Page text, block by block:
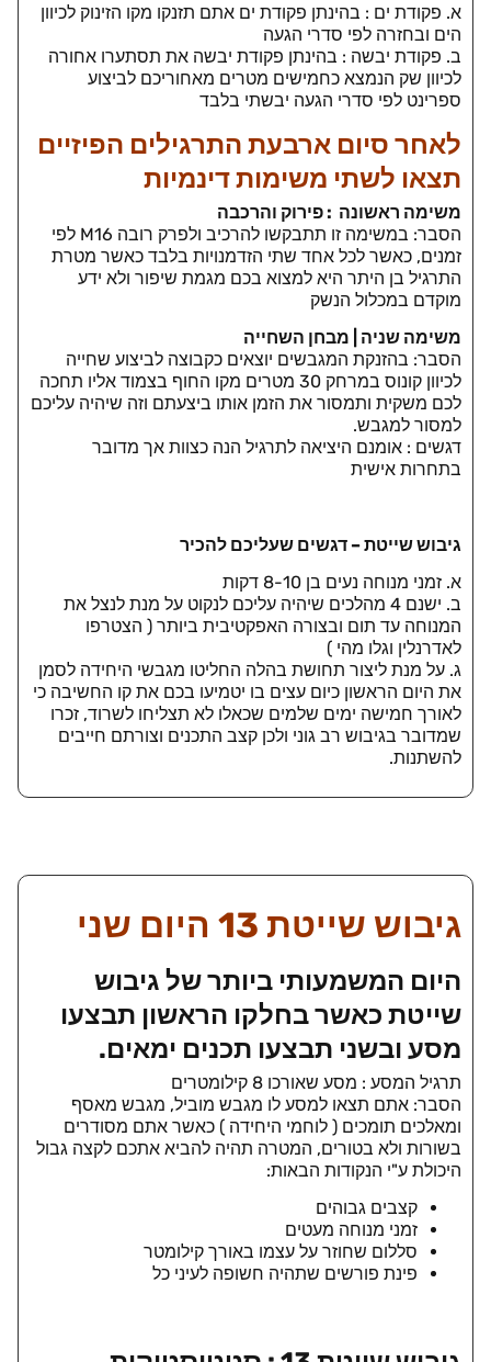
א. פקודת ים : בהינתן פקודת ים אתם תזנקו מקו הזינוק לכיוון
הים ובחזרה לפי סדרי הגעה
ב. פקודת יבשה : בהינתן פקודת יבשה את תסתערו אחורה
לכיוון שק הנמצא כחמישים מטרים מאחוריכם לביצוע
ספרינט לפי סדרי הגעה יבשתי בלבד
לאחר סיום ארבעת התרגילים הפיזיים
תצאו לשתי משימות דינמיות
משימה ראשונה : פירוק והרכבה
הסבר: במשימה זו תתבקשו להרכיב ולפרק רובה M16 לפי
זמנים, כאשר לכל אחד שתי הזדמנויות בלבד כאשר מטרת
התרגיל בן היתר היא למצוא בכם מגמת שיפור ולא ידע
מוקדם במכלול הנשק
משימה שניה | מבחן השחייה
הסבר: בהזנקת המגבשים יוצאים כקבוצה לביצוע שחייה
לכיוון קונוס במרחק 30 מטרים מקו החוף בצמוד אליו תחכה
לכם משקית ותמסור את הזמן אותו ביצעתם וזה שיהיה עליכם
למסור למגבש.
דגשים : אומנם היציאה לתרגיל הנה כצוות אך מדובר
בתחרות אישית
גיבוש שייטת – דגשים שעליכם להכיר
א. זמני מנוחה נעים בן 8-10 דקות
ב. ישנם 4 מהלכים שיהיה עליכם לנקוט על מנת לנצל את
המנוחה עד תום ובצורה האפקטיבית ביותר ( הצטרפו
לאדרנלין וגלו מהי )
ג. על מנת ליצור תחושת בהלה החליטו מגבשי היחידה לסמן
את היום הראשון כיום עצים בו יטמיעו בכם את קו החשיבה כי
לאורך חמישה ימים שלמים שכאלו לא תצליחו לשרוד, זכרו
שמדובר בגיבוש רב גוני ולכן קצב התכנים וצורתם חייבים
להשתנות.
גיבוש שייטת 13 היום שני
היום המשמעותי ביותר של גיבוש
שייטת כאשר בחלקו הראשון תבצעו
מסע ובשני תבצעו תכנים ימאים.
תרגיל המסע : מסע שאורכו 8 קילומטרים
הסבר: אתם תצאו למסע לו מגבש מוביל, מגבש מאסף
ומאלכים תומכים ( לוחמי היחידה ) כאשר אתם מסודרים
בשורות ולא בטורים, המטרה תהיה להביא אתכם לקצה גבול
היכולת ע"י הנקודות הבאות:
קצבים גבוהים
זמני מנוחה מעטים
סללום שחוזר על עצמו באורך קילומטר
פינת פורשים שתהיה חשופה לעיני כל